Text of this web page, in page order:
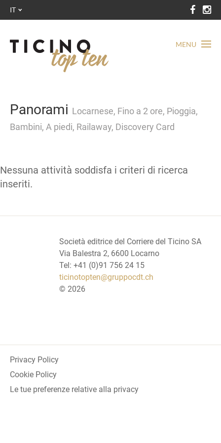
MENU
IT
Panorami Locarnese, Fino a 2 ore, Pioggia,
Bambini, A piedi, Railaway, Discovery Card
Nessuna attività soddisfa i criteri di ricerca
inseriti.
Società editrice del Corriere del Ticino SA
Via Balestra 2, 6600 Locarno
Tel: +41 (0)91 756 24 15
ticinotopten@gruppocdt.ch
© 2026
Privacy Policy
Cookie Policy
Le tue preferenze relative alla privacy